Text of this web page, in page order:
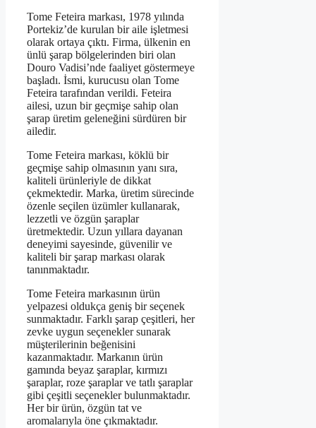
Tome Feteira markası, 1978 yılında
Portekiz’de kurulan bir aile işletmesi
olarak ortaya çıktı. Firma, ülkenin en
ünlü şarap bölgelerinden biri olan
Douro Vadisi’nde faaliyet göstermeye
başladı. İsmi, kurucusu olan Tome
Feteira tarafından verildi. Feteira
ailesi, uzun bir geçmişe sahip olan
şarap üretim geleneğini sürdüren bir
ailedir.
Tome Feteira markası, köklü bir
geçmişe sahip olmasının yanı sıra,
kaliteli ürünleriyle de dikkat
çekmektedir. Marka, üretim sürecinde
özenle seçilen üzümler kullanarak,
lezzetli ve özgün şaraplar
üretmektedir. Uzun yıllara dayanan
deneyimi sayesinde, güvenilir ve
kaliteli bir şarap markası olarak
tanınmaktadır.
Tome Feteira markasının ürün
yelpazesi oldukça geniş bir seçenek
sunmaktadır. Farklı şarap çeşitleri, her
zevke uygun seçenekler sunarak
müşterilerinin beğenisini
kazanmaktadır. Markanın ürün
gamında beyaz şaraplar, kırmızı
şaraplar, roze şaraplar ve tatlı şaraplar
gibi çeşitli seçenekler bulunmaktadır.
Her bir ürün, özgün tat ve
aromalarıyla öne çıkmaktadır.